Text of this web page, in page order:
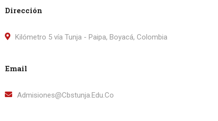
Dirección
Kilómetro 5 vía Tunja - Paipa, Boyacá, Colombia
Email
Admisiones@cbstunja.edu.co